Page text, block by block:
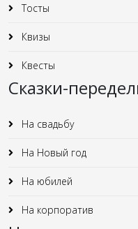
Тосты
Квизы
Квесты
Сказки-
На свадьбу
На Новый год
На юбилей
На корпоратив